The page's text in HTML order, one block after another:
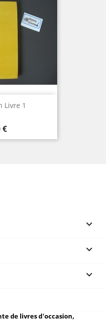
Livre 1
€



de livres d'occasion,